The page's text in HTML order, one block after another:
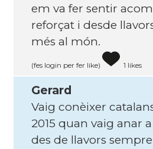
em va fer sentir
reforçat i desde
més al món.
(fes login per fer like) 1 likes
Gerard
Vaig conèixer
2015 quan vaig anar
des de llavors